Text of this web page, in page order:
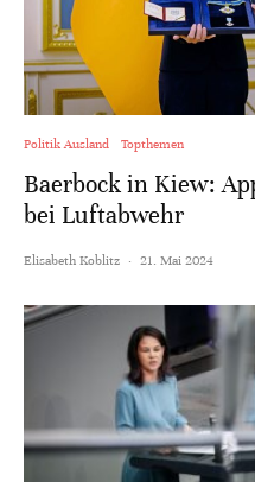
Politik Ausland Topthemen
Baerbock in Kiew:
bei Luftabwehr
Elisabeth Koblitz · 21. Mai 2024